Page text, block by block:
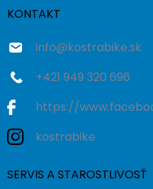
KONTAKT
info@kostrabike.sk
+421 949 320 696
https://
kostrabike
SERVIS A STAROSTLIVOSŤ